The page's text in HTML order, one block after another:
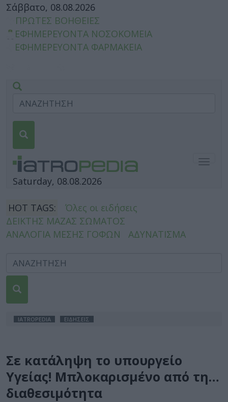
Σάββατο, 08.08.2026
ΠΡΩΤΕΣ ΒΟΗΘΕΙΕΣ
ΕΦΗΜΕΡΕΥΟΝΤΑ ΝΟΣΟΚΟΜΕΙΑ
ΕΦΗΜΕΡΕΥΟΝΤΑ ΦΑΡΜΑΚΕΙΑ
Saturday, 08.08.2026
HOT TAGS:
Όλες οι ειδήσεις
ΔΕΙΚΤΗΣ ΜΑΖΑΣ ΣΩΜΑΤΟΣ
ΑΝΑΛΟΓΙΑ ΜΕΣΗΣ ΓΟΦΩΝ
ΑΔΥΝΑΤΙΣΜΑ
IATROPEDIA ΕΙΔΗΣΕΙΣ
Σε κατάληψη το υπουργείο
Υγείας! Μπλοκαρισμένο από τη…
διαθεσιμότητα